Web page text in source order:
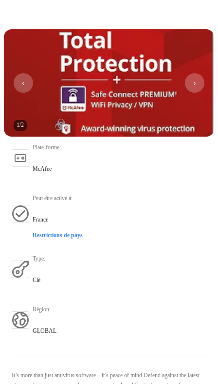
1/2
Plate-forme:
McAfee
Peut être activé à:
France
Restrictions de pays
Type:
Clé
Région:
GLOBAL
It’s more than just antivirus software—it’s peace of mind Defend against the latest